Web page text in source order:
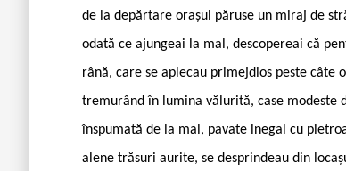
de la depărtare orașul păruse un miraj de
odată ce ajungeai la mal, descopereai că
rână, care se aplecau primejdios peste câte
tremurând în lumina vălurită, case modeste
înspumată de la mal, pavate inegal cu
alene trăsuri aurite, se desprindeau din